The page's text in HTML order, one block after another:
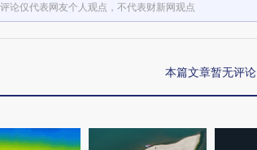
评论仅代表网友个人观点，不代表财新网观点
本篇文章暂无评论